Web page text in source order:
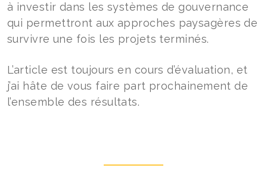
à investir dans les systèmes de gouvernance
qui permettront aux approches paysagères de
survivre une fois les projets terminés.
L’article est toujours en cours d’évaluation, et
j’ai hâte de vous faire part prochainement de
l’ensemble des résultats.